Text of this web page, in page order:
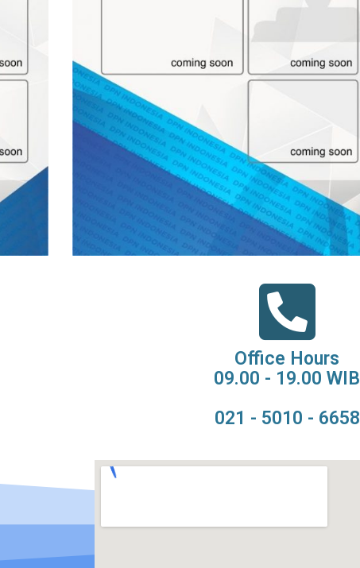
Office Hours
09.00 - 19.00 WIB
021 - 5010 - 6658